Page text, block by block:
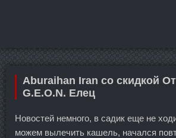
Aburaihan Iran со скидкой
G.E.O.N. Елец
Новостей немного, в садик еще не
можем вылечить кашель, начался